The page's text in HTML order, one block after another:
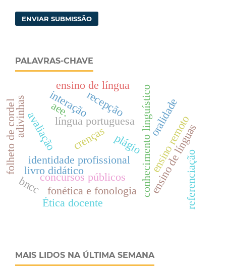
ENVIAR SUBMISSÃO
PALAVRAS-CHAVE
identidade profissional
crenças conhecimento linguístico
língua portuguesa
avaliação
concursos públicos
adivinhas
folheto de cordel recepção
ensino de línguas
oralidade
fonética e fonologia
ensino de língua
interação
referenciação
livro didático
bncc
ensino remoto
Ética docente
plágio
aee.
MAIS LIDOS NA ÚLTIMA SEMANA